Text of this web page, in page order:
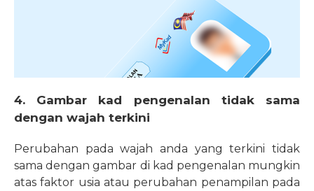
4. Gambar kad pengenalan tidak sama
dengan wajah terkini
Perubahan pada wajah anda yang terkini tidak
sama dengan gambar di kad pengenalan mungkin
atas faktor usia atau perubahan penampilan pada